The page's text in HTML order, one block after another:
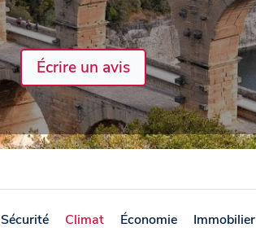
Écrire un avis
Sécurité Climat Économie Immobilier